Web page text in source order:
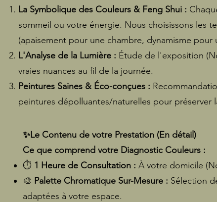
La Symbolique des Couleurs & Feng Shui :
sommeil ou votre énergie. Nous choisissons les
(apaisement pour une chambre, dynamisme pour
L'Analyse de la Lumière : Étude de l'exposition
vraies nuances au fil de la journée.
Peintures Saines & Éco-conçues :
peintures dépolluantes/naturelles pour préserver
✨Le Contenu de votre Prestation (En détail)
Ce que comprend votre Diagnostic Couleurs :
⏱️ 1 Heure de Consultation : À votre domicile
🎨 Palette Chromatique Sur-Mesure : Sélection
adaptées à votre espace.